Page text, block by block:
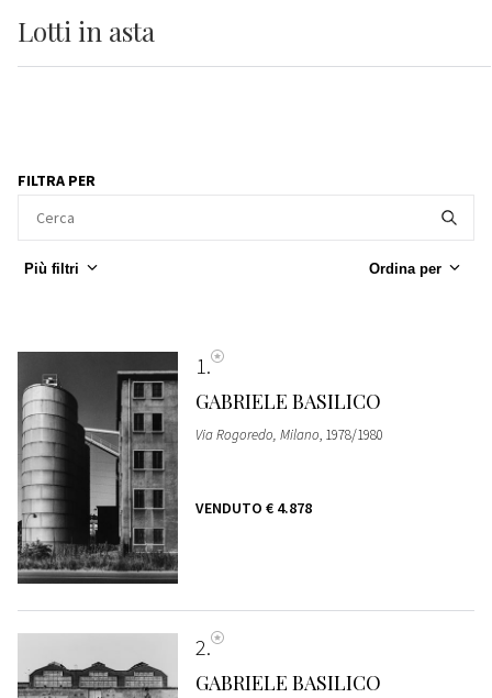
Lotti in asta
FILTRA PER
Più filtri Ordina per
1
GABRIELE BASILICO
Via Rogoredo, Milano, 1978/1980
VENDUTO € 4.878
2
GABRIELE BASILICO